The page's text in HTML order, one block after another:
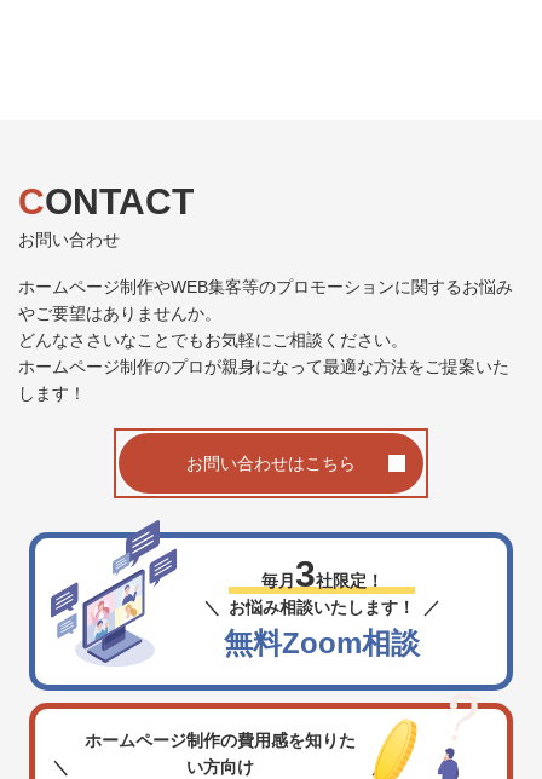
CONTACT
お問い合わせ
ホームページ制作やWEB集客等のプロモーションに関するお悩み
やご要望はありませんか。
どんなささいなことでもお気軽にご相談ください。
ホームページ制作のプロが親身になって最適な方法をご提案いた
します！
お問い合わせはこちら
毎月 3社限定！
お悩み相談いたします！
無料Zoom相談
ホームページ制作の費用感を知りた
い方向け